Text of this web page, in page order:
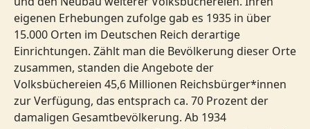
eigenen Erhebungen zufolge gab es 1935 in über
15.000 Orten im Deutschen Reich derartige
Einrichtungen. Zählt man die Bevölkerung dieser Orte
zusammen, standen die Angebote der
Volksbüchereien 45,6 Millionen Reichsbürger*innen
zur Verfügung, das entsprach ca. 70 Prozent der
damaligen Gesamtbevölkerung. Ab 1934